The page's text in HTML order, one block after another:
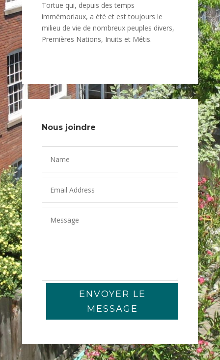
Tortue qui, depuis des temps
immémoriaux, a été et est toujours le
milieu de vie de nombreux peuples divers,
Premières Nations, Inuits et Métis.
Nous joindre
ENVOYER LE
MESSAGE